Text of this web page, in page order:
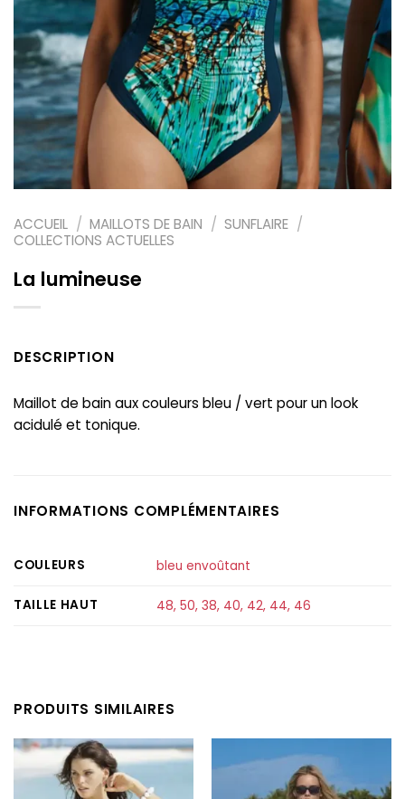
ACCUEIL / MAILLOTS DE BAIN / SUNFLAIRE /
COLLECTIONS ACTUELLES
La lumineuse
DESCRIPTION
Maillot de bain aux couleurs bleu / vert pour un look
acidulé et tonique.
INFORMATIONS COMPLÉMENTAIRES
COULEURS bleu envoûtant
TAILLE HAUT 48, 50, 38, 40, 42, 44, 46
PRODUITS SIMILAIRES